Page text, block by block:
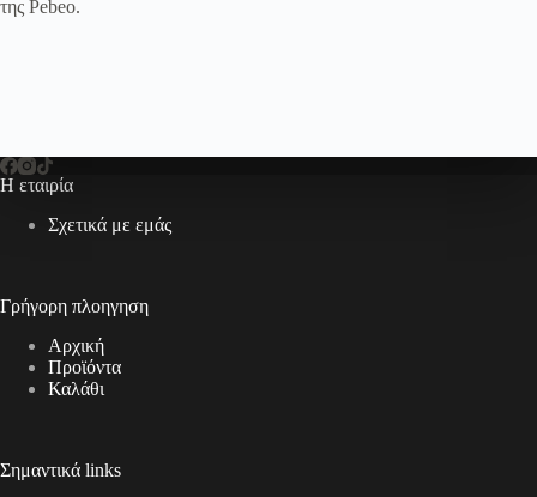
της Pebeo.
Η εταιρία
Σχετικά με εμάς
Γρήγορη πλοηγηση
Αρχική
Προϊόντα
Καλάθι
Σημαντικά links